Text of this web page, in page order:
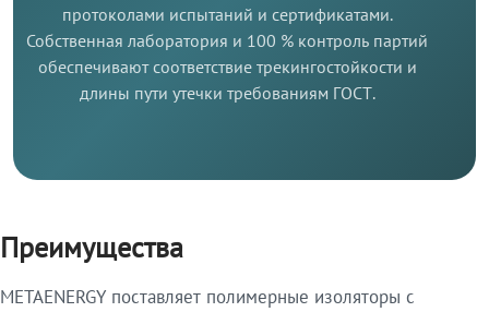
протоколами испытаний и сертификатами.
Собственная лаборатория и 100 % контроль партий
обеспечивают соответствие трекингостойкости и
длины пути утечки требованиям ГОСТ.
Преимущества
METAENERGY поставляет полимерные изоляторы с